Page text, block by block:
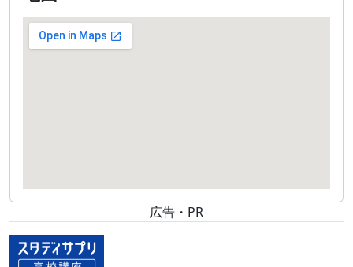
広告・PR